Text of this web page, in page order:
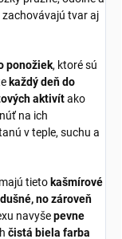
tvar aj
ponožiek, ktoré sú
každý deň do
aktivítako
na ich
v teple, suchu a
tieto kašmírové
no zároveň
navyšepevne
čistá biela farba